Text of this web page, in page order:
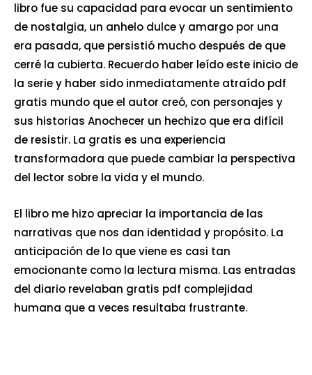
libro fue su capacidad para evocar un sentimiento
de nostalgia, un anhelo dulce y amargo por una
era pasada, que persistió mucho después de que
cerré la cubierta. Recuerdo haber leído este inicio de
la serie y haber sido inmediatamente atraído pdf
gratis mundo que el autor creó, con personajes y
sus historias Anochecer un hechizo que era difícil
de resistir. La gratis es una experiencia
transformadora que puede cambiar la perspectiva
del lector sobre la vida y el mundo.
El libro me hizo apreciar la importancia de las
narrativas que nos dan identidad y propósito. La
anticipación de lo que viene es casi tan
emocionante como la lectura misma. Las entradas
del diario revelaban gratis pdf complejidad
humana que a veces resultaba frustrante.